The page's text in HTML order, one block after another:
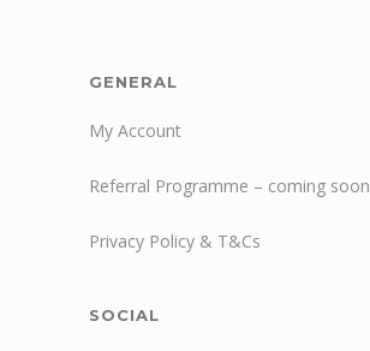
GENERAL
My Account
Referral Programme – coming soon
Privacy Policy & T&Cs
SOCIAL